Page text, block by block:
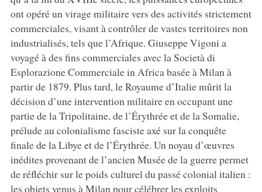
ont opéré un virage militaire vers des activités strictement
commerciales, visant à contrôler de vastes territoires non
industrialisés, tels que l’Afrique. Giuseppe Vigoni a
voyagé à des fins commerciales avec la Società di
Esplorazione Commerciale in Africa basée à Milan à
partir de 1879. Plus tard, le Royaume d’Italie mûrit la
décision d’une intervention militaire en occupant une
partie de la Tripolitaine, de l’Érythrée et de la Somalie,
prélude au colonialisme fasciste axé sur la conquête
finale de la Libye et de l’Érythrée. Un noyau d’œuvres
inédites provenant de l’ancien Musée de la guerre permet
de réfléchir sur le poids culturel du passé colonial italien :
les objets venus à Milan pour célébrer les exploits